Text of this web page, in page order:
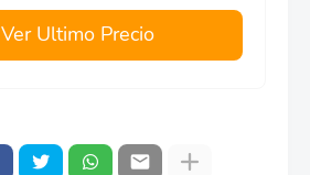
Ver Ultimo Precio